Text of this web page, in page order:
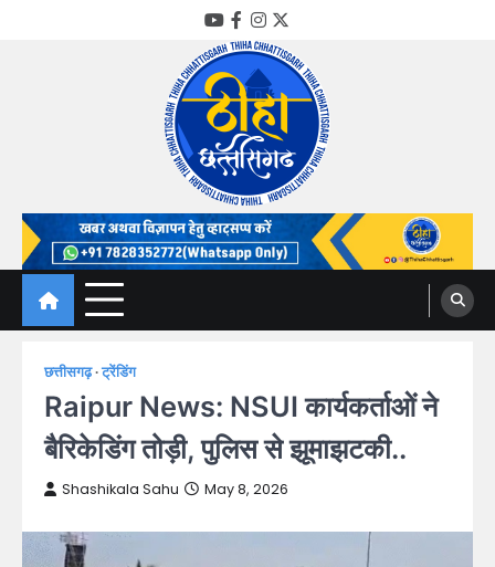
YouTube
Facebook
Instagram
Twitter
Thiha Chhattisgarh
गोठ जन-जन के
छत्तीसगढ़ ट्रेंडिंग
Raipur News: NSUI कार्यकर्ताओं ने
बैरिकेडिंग तोड़ी, पुलिस से झूमाझटकी..
Shashikala Sahu May 8, 2026